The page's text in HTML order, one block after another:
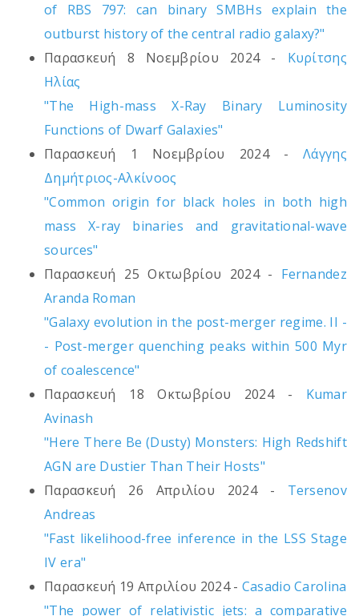
of RBS 797: can binary SMBHs explain the
outburst history of the central radio galaxy?"
Παρασκευή 8 Νοεμβρίου 2024 - Κυρίτσης
Ηλίας
"The High-mass X-Ray Binary Luminosity
Functions of Dwarf Galaxies"
Παρασκευή 1 Νοεμβρίου 2024 -Λάγγης
Δημήτριος-Αλκίνοος
"Common origin for black holes in both high
mass X-ray binaries and gravitational-wave
sources"
Παρασκευή 25 Οκτωβρίου 2024 - Fernandez
Aranda Roman
"Galaxy evolution in the post-merger regime. II -
- Post-merger quenching peaks within 500 Myr
of coalescence"
Παρασκευή 18 Οκτωβρίου 2024 - Kumar
Avinash
"Here There Be (Dusty) Monsters: High Redshift
AGN are Dustier Than Their Hosts"
Παρασκευή 26 Απριλίου 2024 - Tersenov
Andreas
"Fast likelihood-free inference in the LSS Stage
IV era"
Παρασκευή 19 Απριλίου 2024 - Casadio Carolina
"The power of relativistic jets: a comparative